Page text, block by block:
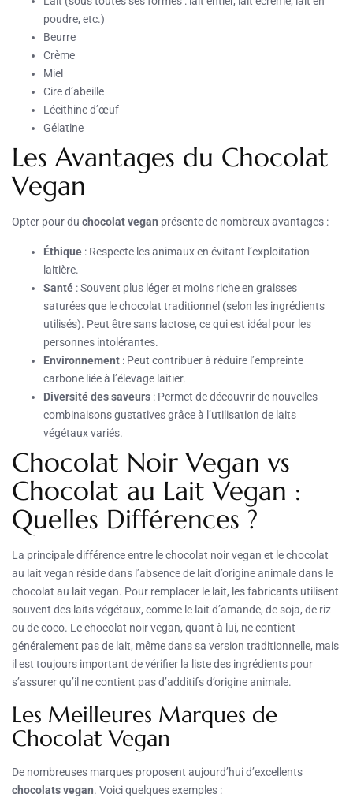
poudre, etc.)
Beurre
Crème
Miel
Cire d’abeille
Lécithine d’œuf
Gélatine
Les Avantages du Chocolat
Vegan
Opter pour du chocolat vegan présente de nombreux avantages :
Éthique : Respecte les animaux en évitant l’exploitation
laitière.
Santé : Souvent plus léger et moins riche en graisses
saturées que le chocolat traditionnel (selon les ingrédients
utilisés). Peut être sans lactose, ce qui est idéal pour les
personnes intolérantes.
Environnement : Peut contribuer à réduire l’empreinte
carbone liée à l’élevage laitier.
Diversité des saveurs : Permet de découvrir de nouvelles
combinaisons gustatives grâce à l’utilisation de laits
végétaux variés.
Chocolat Noir Vegan vs
Chocolat au Lait Vegan :
Quelles Différences ?
La principale différence entre le chocolat noir vegan et le chocolat
au lait vegan réside dans l’absence de lait d’origine animale dans le
chocolat au lait vegan. Pour remplacer le lait, les fabricants utilisent
souvent des laits végétaux, comme le lait d’amande, de soja, de riz
ou de coco. Le chocolat noir vegan, quant à lui, ne contient
généralement pas de lait, même dans sa version traditionnelle, mais
il est toujours important de vérifier la liste des ingrédients pour
s’assurer qu’il ne contient pas d’additifs d’origine animale.
Les Meilleures Marques de
Chocolat Vegan
De nombreuses marques proposent aujourd’hui d’excellents
chocolats vegan. Voici quelques exemples :